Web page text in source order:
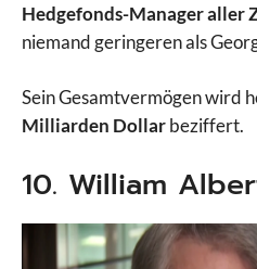
Hedgefonds-Manager aller
niemand geringeren als
Sein Gesamtvermögen wird
Milliarden Dollarbeziffert.
10. William